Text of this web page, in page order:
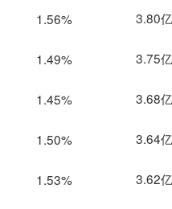
1.56% 3.80亿
1.49% 3.75亿
1.45% 3.68亿
1.50% 3.64亿
1.53% 3.62亿